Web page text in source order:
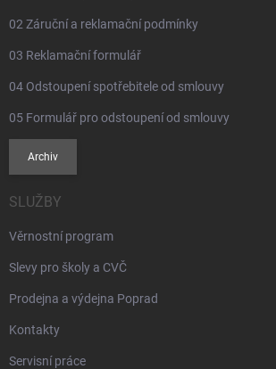
02 Záruční a reklamační podmínky
03 Reklamační formulář
04 Odstoupení spotřebitele od smlouvy
05 Formulář pro odstoupení od smlouvy
Archiv
SLUŽBY
Věrnostní program
Slevy pro školy a CVČ
Prodejna a výdejna Poprad
Kontakty
Servisní práce